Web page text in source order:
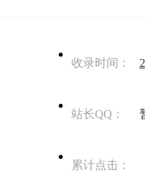
收录时间：
站长QQ：
累计点击：